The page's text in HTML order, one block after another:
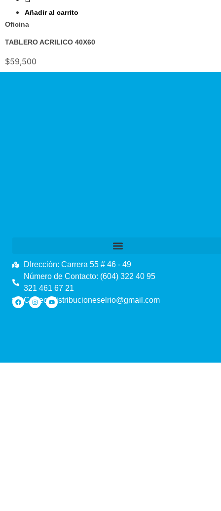
Añadir al carrito
Oficina
TABLERO ACRILICO 40X60
$59,500
DIrección: Carrera 55 # 46 - 49
Número de Contacto: (604) 322 40 95
321 461 67 21
Correo: distribucioneselrio@gmail.com